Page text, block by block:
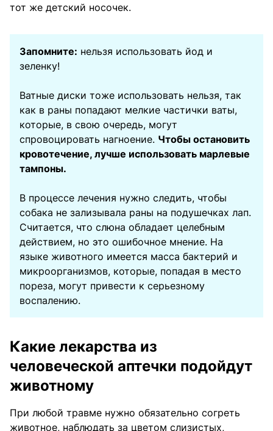
тот же детский носочек.
Запомните: нельзя использовать йод и
зеленку!
Ватные диски тоже использовать нельзя, так
как в раны попадают мелкие частички ваты,
которые, в свою очередь, могут
спровоцировать нагноение. Чтобы остановить
кровотечение, лучше использовать марлевые
тампоны.
В процессе лечения нужно следить, чтобы
собака не зализывала раны на подушечках лап.
Считается, что слюна обладает целебным
действием, но это ошибочное мнение. На
языке животного имеется масса бактерий и
микроорганизмов, которые, попадая в место
пореза, могут привести к серьезному
воспалению.
Какие лекарства из
человеческой аптечки подойдут
животному
При любой травме нужно обязательно согреть
животное, наблюдать за цветом слизистых,